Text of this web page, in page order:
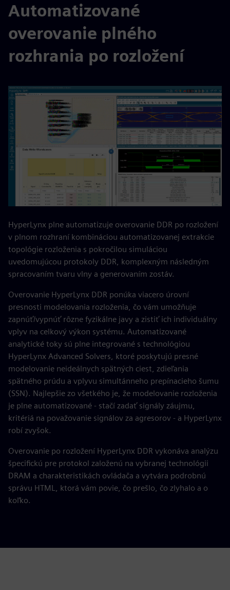
Automatizované
overovanie plného
rozhrania po rozložení
HyperLynx plne automatizuje overovanie DDR po rozložení
v plnom rozhraní kombináciou automatizovanej extrakcie
topológie rozloženia s pokročilou simuláciou
uvedomujúcou protokoly DDR, komplexným následným
spracovaním tvaru vlny a generovaním zostáv.
Overovanie HyperLynx DDR ponúka viacero úrovní
presnosti modelovania rozloženia, čo vám umožňuje
zapnúť/vypnúť rôzne fyzikálne javy a zistiť ich individuálny
vplyv na celkový výkon systému. Automatizované
analytické toky sú plne integrované s technológiou
HyperLynx Advanced Solvers, ktoré poskytujú presné
modelovanie neideálnych spätných ciest, zdieľania
spätného prúdu a vplyvu simultánneho prepínacieho šumu
(SSN). Najlepšie zo všetkého je, že modelovanie rozloženia
je plne automatizované - stačí zadať signály záujmu,
kritériá na považovanie signálov za agresorov - a HyperLynx
robí zvyšok.
Overovanie po rozložení HyperLynx DDR vykonáva analýzu
špecifickú pre protokol založenú na vybranej technológii
DRAM a charakteristikách ovládača a vytvára podrobnú
správu HTML, ktorá vám povie, čo prešlo, čo zlyhalo a o
koľko.